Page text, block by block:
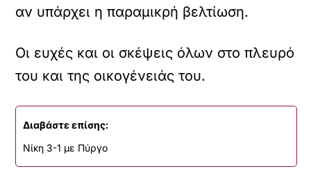
αν υπάρχει η παραμικρή βελτίωση.
Οι ευχές και οι σκέψεις όλων στο πλευρό
του και της οικογένειάς του.
Διαβάστε επίσης:
Νίκη 3-1 με Πύργο